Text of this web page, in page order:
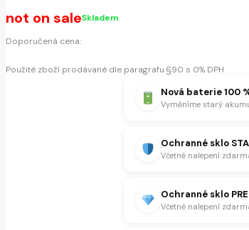
not on saleSkladem
Doporučená cena:
Použité zboží prodávané dle paragrafu §90 s 0% DPH.
Nová baterie 100
Vyměníme starý
Ochranné sklo
Včetně nalepení
Ochranné sklo
Včetně nalepení